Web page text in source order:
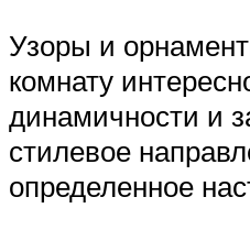
Узоры и
комнату
динамичности и
стилевое
определенное